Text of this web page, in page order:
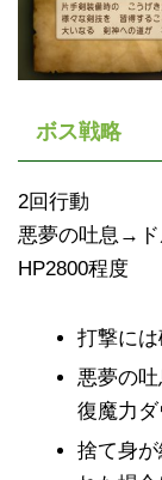
ボス戦略
2回行動
悪夢の吐息→
HP2800程度
打撃に
悪夢の
復魔力
捨て身